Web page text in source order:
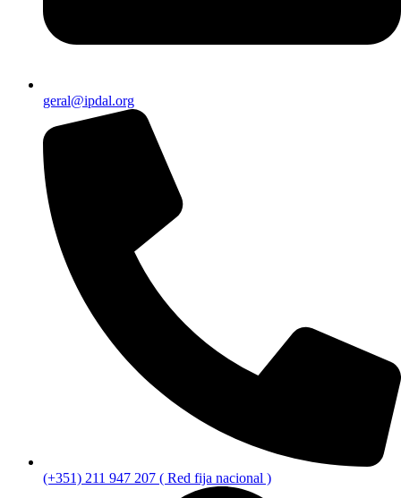
geral@ipdal.org
(+351) 211 947 207 ( Red fija nacional )